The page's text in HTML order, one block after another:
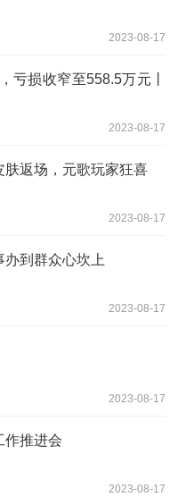
2023-08-17
亏损收窄至558.5万元丨
2023-08-17
返场，元歌玩家狂喜
2023-08-17
到群众心坎上
2023-08-17
2023-08-17
作推进会
2023-08-17